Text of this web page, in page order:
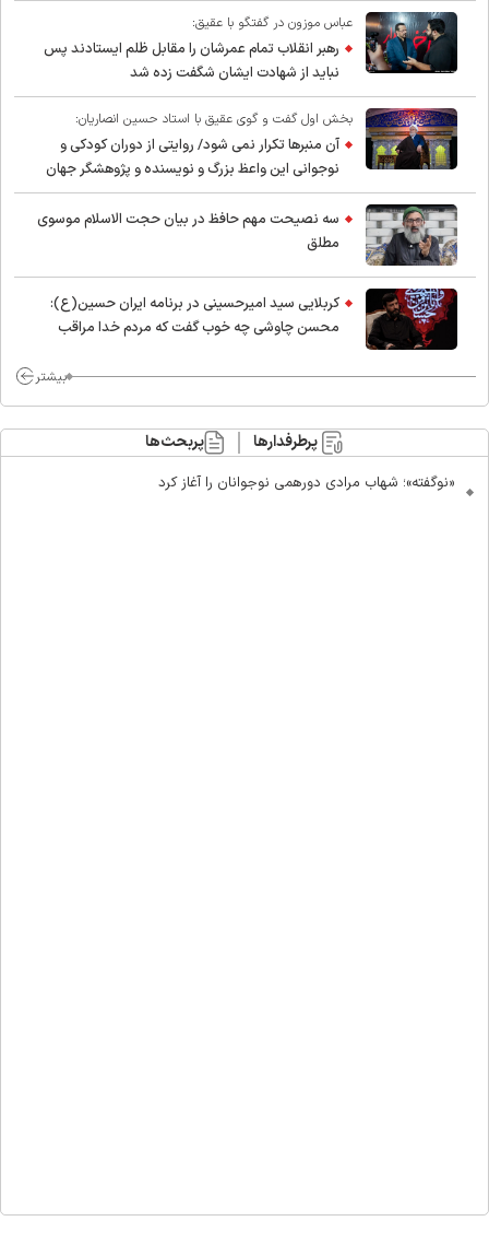
عباس موزون در گفتگو با عقیق:
رهبر انقلاب تمام عمرشان را مقابل ظلم ایستادند پس
نباید از شهادت ایشان شگفت زده شد
بخش اول گفت و گوی عقیق با استاد حسین انصاریان:
آن منبرها تکرار نمی شود/ روایتی از دوران کودکی و
نوجوانی این واعظ بزرگ و نویسنده و پژوهشگر جهان
اسلام
سه نصیحت مهم حافظ در بیان حجت الاسلام موسوی
مطلق
کربلایی سید امیر‌حسینی در برنامه ایران حسین(ع):
محسن چاوشی چه خوب گفت که مردم خدا مراقب
بیشتر
پرطرفدارها پربحث‌ها
«نوگفته»؛ شهاب مرادی دورهمی نوجوانان را آغاز کرد